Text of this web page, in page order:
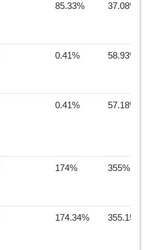
85.33% 37.08%
0.41% 58.93%
0.41% 57.18%
174% 355%
174.34% 355.15%